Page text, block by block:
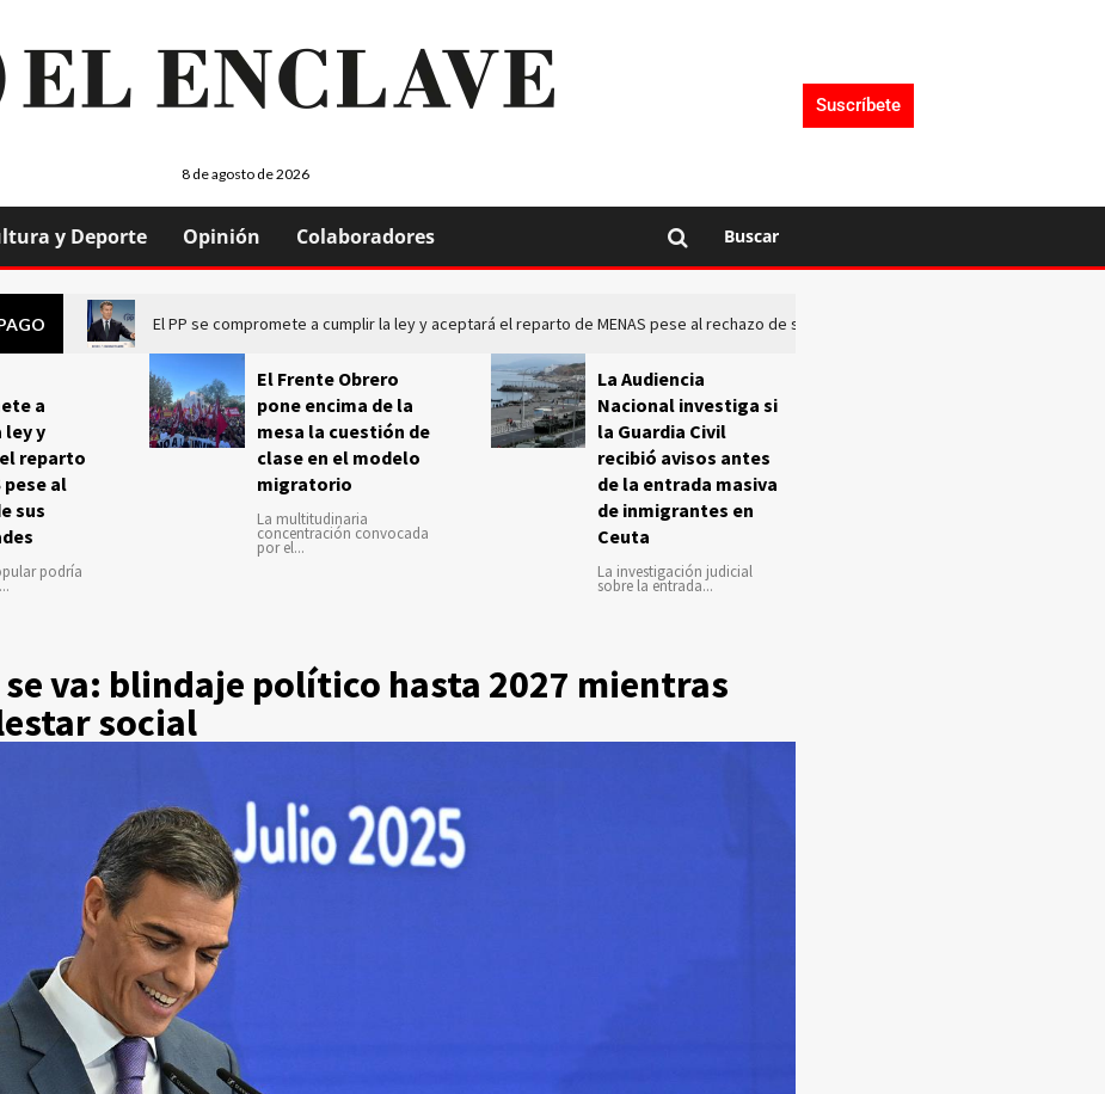
8 de agosto de 2026
Suscríbete
y Deporte Opinión Colaboradores Buscar
El PP se compromete a cumplir la ley y aceptará el reparto de MENAS pese al rechazo de sus comunidades
a
ley y
reparto
pese al
sus
podría
El Frente Obrero
pone encima de la
mesa la cuestión de
clase en el modelo
migratorio
La multitudinaria
concentración convocada
por el...
La Audiencia
Nacional investiga si
la Guardia Civil
recibió avisos antes
de la entrada masiva
de inmigrantes en
Ceuta
La investigación judicial
sobre la entrada...
se va: blindaje político hasta 2027 mientras
social